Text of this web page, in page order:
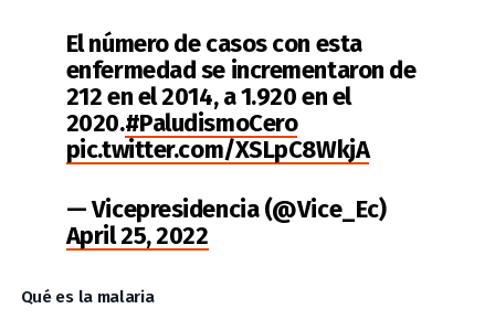
El número de casos con esta
enfermedad se incrementaron de
212 en el 2014, a 1.920 en el
2020.#PaludismoCero
pic.twitter.com/XSLpC8WkjA
— Vicepresidencia (@Vice_Ec)
April 25, 2022
Qué es la malaria